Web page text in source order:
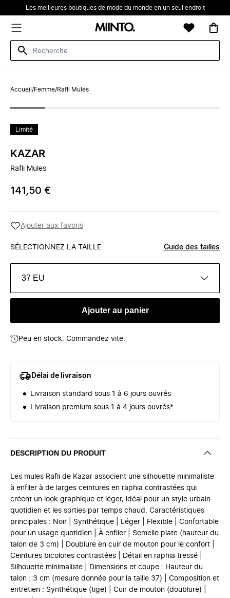
Les meilleures boutiques de mode du monde en un seul endroit
Accueil /Femme/Rafli Mules
Limité
KAZAR
Rafli Mules
141,50 €
Ajouter aux favoris
SÉLECTIONNEZ LA TAILLE Guide des tailles
37 EU
Ajouter au panier
Peu en stock. Commandez vite.
Délai de livraison
Livraison standard sous 1 à 6 jours ouvrés
Livraison premium sous 1 à 4 jours ouvrés*
DESCRIPTION DU PRODUIT
Les mules Rafli de Kazar associent une silhouette minimaliste
à enfiler à de larges ceintures en raphia contrastées qui
créent un look graphique et léger, idéal pour un style urbain
quotidien et les sorties par temps chaud. Caractéristiques
principales : Noir | Synthétique | Léger | Flexible | Confortable
pour un usage quotidien | À enfiler | Semelle plate (hauteur du
talon de 3 cm) | Doublure en cuir de mouton pour le confort |
Ceintures bicolores contrastées | Détail en raphia tressé |
Silhouette minimaliste | Dimensions et coupe : Hauteur du
talon : 3 cm (mesure donnée pour la taille 37) | Composition et
entretien : Synthétique (tige) | Cuir de mouton (doublure) |